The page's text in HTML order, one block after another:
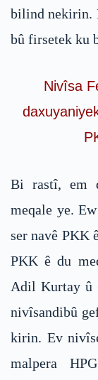
bilind nekirin.
bû firsetek ku
Nivîsa
Bi rastî, em
meqale ye.
ser navê PKK
PKK ê du
Adil Kurtay û
nivîsandibû
kirin. Ev
malpera